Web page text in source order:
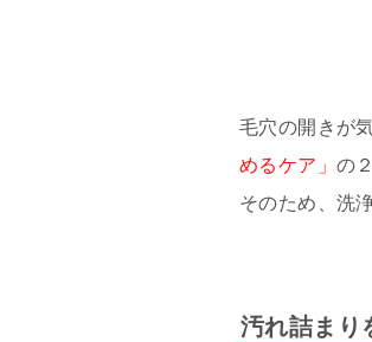
毛穴の開きが
めるケア」 の
そのため、洗
汚れ詰まり